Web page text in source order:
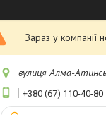
Зараз у компанії
вулиця Алма-
+380 (67) 110-40-80